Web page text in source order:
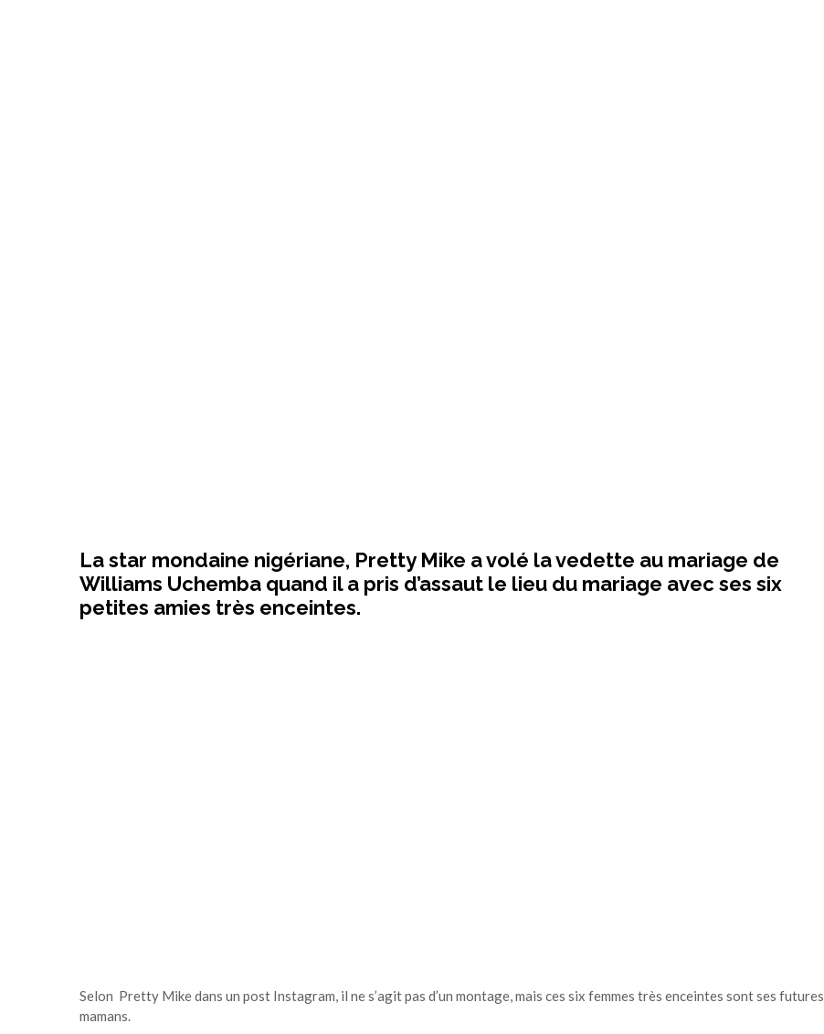
La star mondaine nigériane, Pretty Mike a volé la vedette au mariage de
Williams Uchemba quand il a pris d’assaut le lieu du mariage avec ses six
petites amies très enceintes.
Selon Pretty Mike dans un post Instagram, il ne s’agit pas d’un montage, mais ces six femmes très enceintes sont ses futures
mamans.